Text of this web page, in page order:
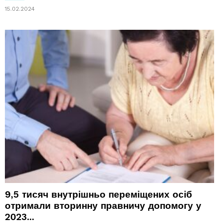
15.02.2024
9,5 тисяч внутрішньо переміщених осіб
отримали вторинну правничу допомогу у
2023...